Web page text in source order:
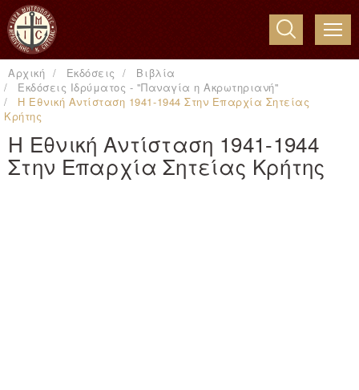
Αρχική Εκδόσεις
Βιβλία
Εκδόσεις Ιδρύματος - ''Παναγία η Ακρωτηριανή''
Η Εθνική Αντίσταση 1941-1944 Στην Επαρχία Σητείας
Κρήτης
Η Εθνική Αντίσταση 1941-1944
Στην Επαρχία Σητείας Κρήτης